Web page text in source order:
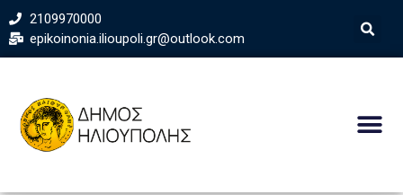
2109970000
epikoinonia.ilioupoli.gr@outlook.com